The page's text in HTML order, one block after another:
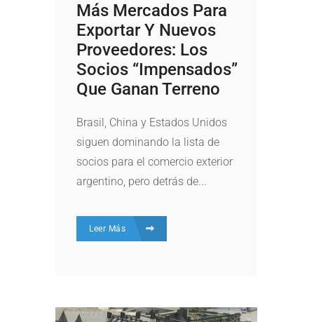
Más Mercados Para
Exportar Y Nuevos
Proveedores: Los
Socios “impensados”
Que Ganan Terreno
Brasil, China y Estados Unidos
siguen dominando la lista de
socios para el comercio exterior
argentino, pero detrás de...
Leer Más